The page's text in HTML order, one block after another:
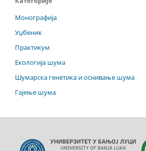
Монографија
Уџбеник
Практикум
Екологија шума
Шумарска генетика и оснивање шума
Гајење шума